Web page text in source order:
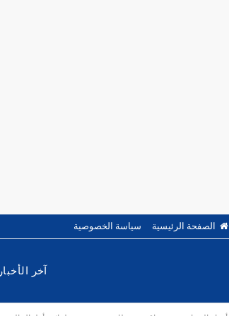
الصفحة الرئيسية سياسة الخصوصية
آخر الأخبار